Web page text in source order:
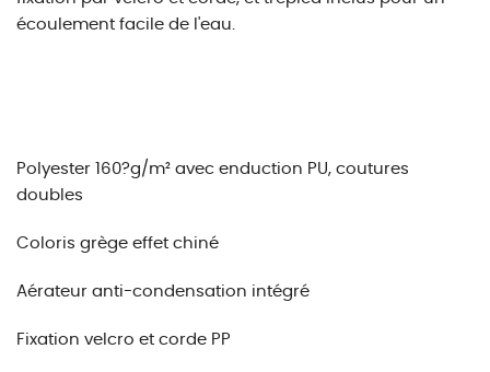
écoulement facile de l'eau.
Polyester 160?g/m² avec enduction PU, coutures
doubles
Coloris grège effet chiné
Aérateur anti-condensation intégré
Fixation velcro et corde PP